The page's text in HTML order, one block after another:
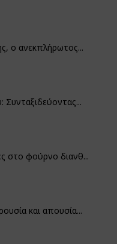
ο ανεκπλήρωτος...
Συνταξιδεύοντας...
στο φούρνο διανθ...
και απουσία...